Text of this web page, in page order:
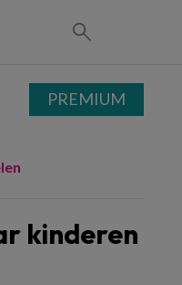
kinderen
PREMIUM